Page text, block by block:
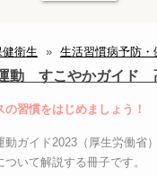
健衛生 » 生活習慣病予防
動 すこやかガイド
習慣をはじめましょう！
動ガイド2023（厚生労働省
いて解説する冊子です。